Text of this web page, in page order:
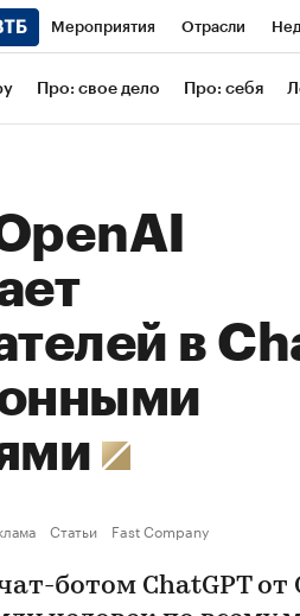
Мероприятия Отрасли
РБК Life
Про: свое дело Про: себя
в
Статьи Fast Company
ботом ChatGPT от